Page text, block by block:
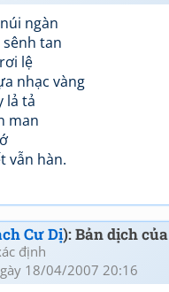
ngàn
sênh tan
lệ
nhạc vàng
lả tả
man
vẫn hàn.
Cư Dị): Bản dịch của
định
18/04/2007 20:16